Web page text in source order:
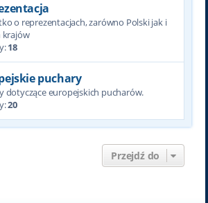
o reprezentacjach, zarówno Polski jak i
krajów
18
puchary
dotyczące europejskich pucharów.
20
Przejdź do